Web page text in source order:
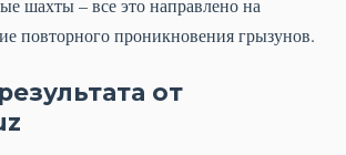
повторного проникновения грызунов.
от